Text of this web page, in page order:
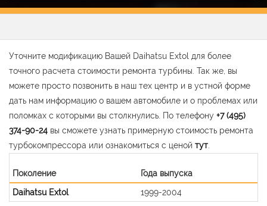
Уточните модификацию Вашей Daihatsu Extol для более
точного расчета стоимости ремонта турбины. Так же, вы
можете просто позвонить в наш тех центр и в устной форме
дать нам информацию о вашем автомобиле и о проблемах или
поломках с которыми вы столкнулись. По телефону +7 (495)
374-90-24 вы сможете узнать примерную стоимость ремонта
турбокомпрессора или ознакомиться с ценой тут
Поколение
Года выпуска
Daihatsu Extol
1999-2004